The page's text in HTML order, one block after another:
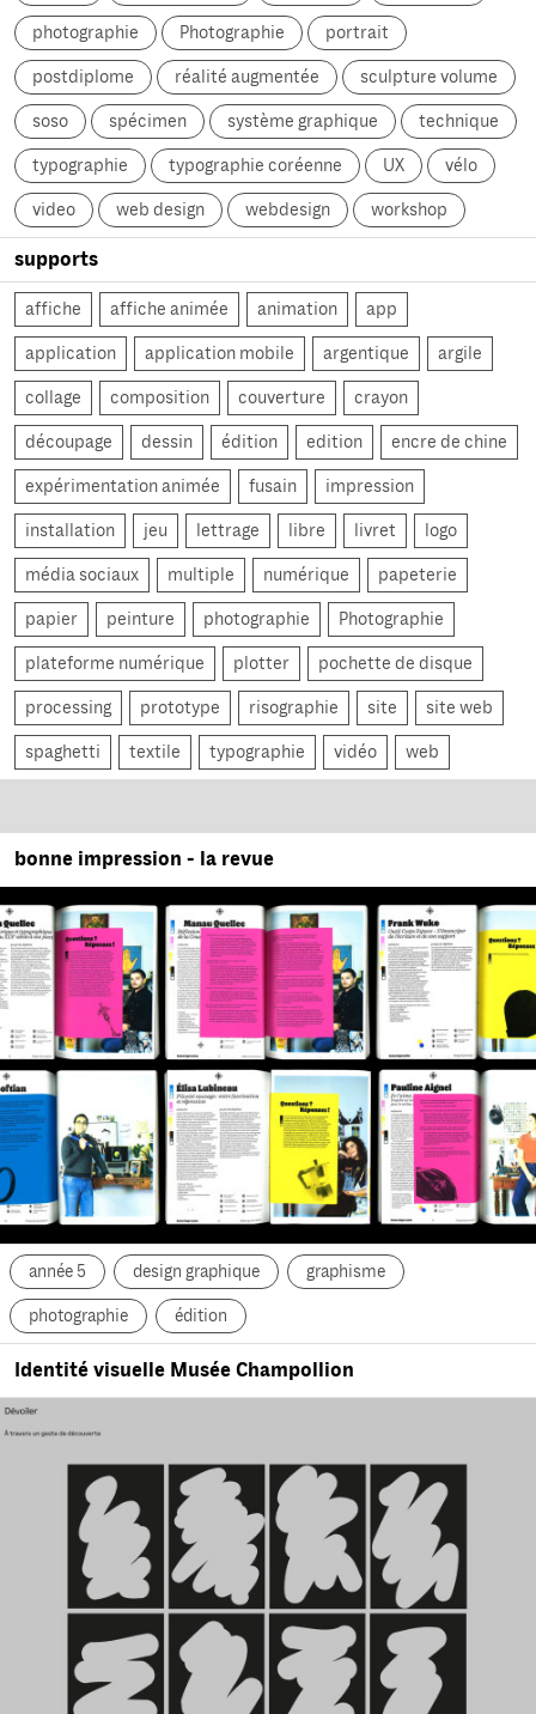
photographie Photographie portrait
postdiplome réalité augmentée sculpture volume
soso spécimen système graphique technique
typographie typographie coréenne UX vélo
video web design webdesign workshop
supports
affiche affiche animée animation app
application application mobile argentique argile
collage composition couverture crayon
découpage dessin édition edition encre de chine
expérimentation animée fusain impression
installation jeu lettrage libre livret logo
média sociaux multiple numérique papeterie
papier peinture photographie Photographie
plateforme numérique plotter pochette de disque
processing prototype risographie site site web
spaghetti textile typographie vidéo web
bonne impression - la revue
année 5 design graphique graphisme
photographie édition
Identité visuelle Musée Champollion